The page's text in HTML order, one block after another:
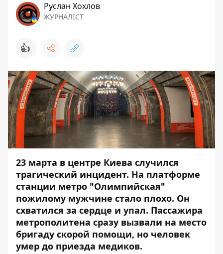
Руслан Хохлов
ЖУРНАЛІСТ
👍
23 марта в центре Киева случился
трагический инцидент. На платформе
станции метро "Олимпийская"
пожилому мужчине стало плохо. Он
схватился за сердце и упал. Пассажира
метрополитена сразу вызвали на место
бригаду скорой помощи, но человек
умер до приезда медиков.